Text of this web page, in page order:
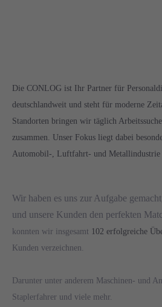
Die CONLOG ist Ihr Partner für
deutschlandweit und steht für moderne
Standorten bringen wir täglich
zusammen. Unser Fokus liegt dabei
Automobil-, Luftfahrt- und Metallindustrie
Wir haben es uns zur Aufgabe
und unsere Kunden den perfekten
konnten wir insgesamt 102 erfolgreiche
Kunden verzeichnen.
Darunter unter anderem Maschinen- und
Staplerfahrer und viele mehr.